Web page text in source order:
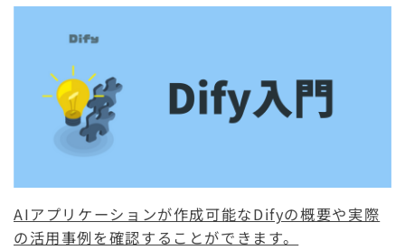
AIアプリケーションが作成可能なDifyの概要や実際
の活用事例を確認することができます。